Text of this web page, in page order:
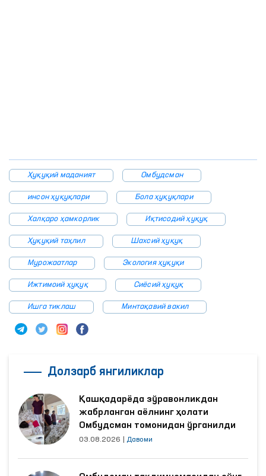
Ҳуқуқий маданият Омбудсман
инсон ҳуқуқлари Бола ҳуқуқлари
Халқаро ҳамкорлик Иқтисодий ҳуқуқ
Ҳуқуқий таҳлил Шахсий ҳуқуқ
Мурожаатлар Экология ҳуқуқи
Ижтимоий ҳуқуқ Сиёсий ҳуқуқ
Ишга тиклаш Минтақавий вакил
Долзарб янгиликлар
Қашқадарёда зўравонликдан
жабрланган аёлнинг ҳолати
Омбудсман томонидан ўрганилди
03.08.2026 Давоми